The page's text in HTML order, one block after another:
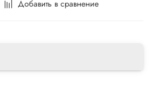
Добавить в сравнение